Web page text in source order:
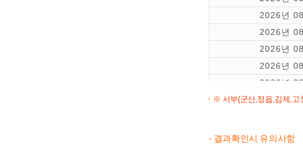
2026년
2026년
2026년
2026년
2026년
2026년
2026년
※ 서부(군산,정읍,김제,고
- 결과확인시 유의사항